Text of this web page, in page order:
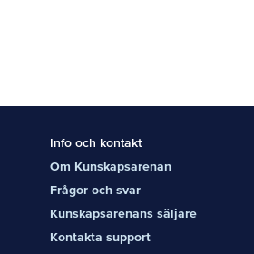
Info och kontakt
Om Kunskapsarenan
Frågor och svar
Kunskapsarenans säljare
Kontakta support